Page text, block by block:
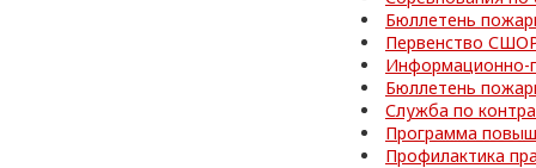
Бюллетень
Первенство
Информационно-
Бюллетень
Служба по
Программа
Профилактика